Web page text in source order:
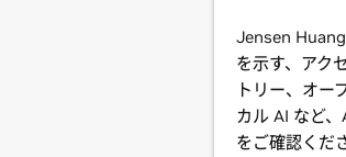
Jensen
を示す、アク
トリー、オー
カル AI など
をご確認くだ